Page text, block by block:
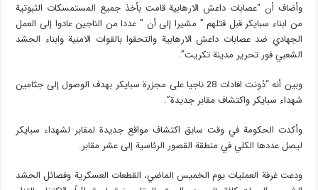
وأضاف أن “عصابات داعش الارهابية قامت بأخذ جميع المستمسكات الثبوتية
من ابناء سبايكر قبل قتلهم ” مشيرا إلى أن ” عددا من الناجين عادوا إلى العمل
الجهادي ضد عصابات داعش الارهابية والتحقوا بالقوات الامنية وابناء الحشد
الشعبي فور تحرير مدينة تكريت”.
وبين أنه “دُونت افادات 28 ناجيا على مجزرة سبايكر بهدف الوصول إلى جثامين
شهداء سبايكر واكتشاف مقابر جديدة”.
وأكدت الحكومة في وقت سابق اكتشاف مواقع جديدة لمقابر لشهداء سبايكر
ليصل عددها الكلي في منطقة القصور الرئاسية إلى عشر مقابر.
ودعت غرفة العمليات يوم الخميس الماضي، القطعات العسكرية وفصائل الحشد